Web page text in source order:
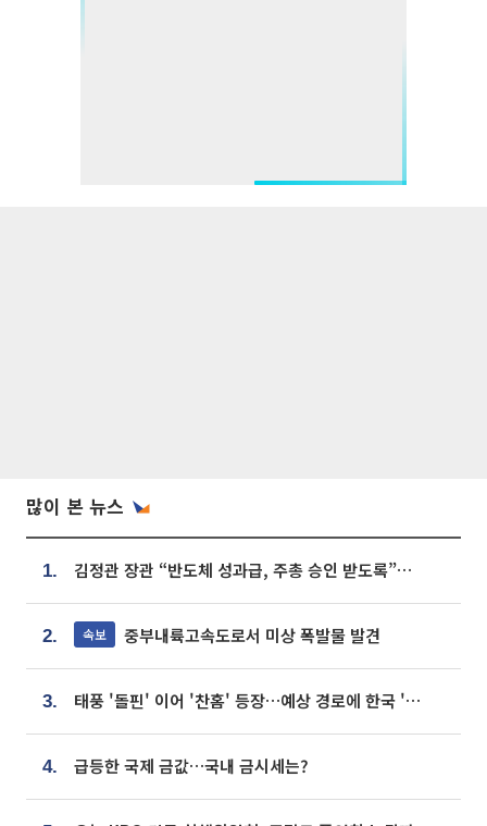
많이 본 뉴스
1. 김정관 장관 “반도체 성과급, 주총 승인 받도록”…상법·자본시장법 개정 시사
2. 속보 중부내륙고속도로서 미상 폭발물 발견
3. 태풍 '돌핀' 이어 '찬홈' 등장…예상 경로에 한국 '한숨'
4. 급등한 국제 금값…국내 금시세는?